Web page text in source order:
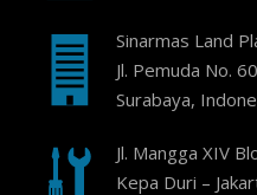
Sinarmas Land
Jl. Pemuda No.
Surabaya,
Jl. Mangga XIV
Kepa Duri –